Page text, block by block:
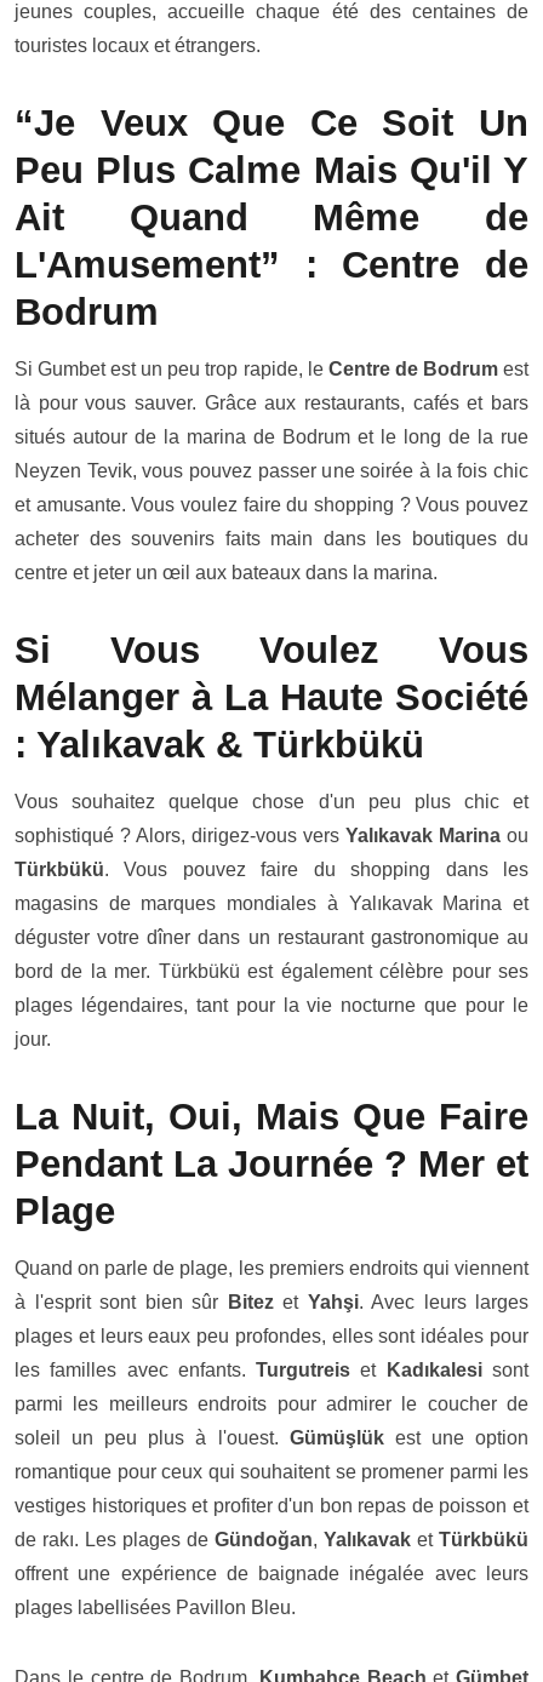
jeunes couples, accueille chaque été des centaines de
touristes locaux et étrangers.
“Je Veux Que Ce Soit Un
Peu Plus Calme Mais Qu'il Y
Ait Quand Même de
L'Amusement” : Centre de
Bodrum
Si Gumbet est un peu trop rapide, le Centre de Bodrumest
là pour vous sauver. Grâce aux restaurants, cafés et bars
situés autour de la marina de Bodrum et le long de la rue
Neyzen Tevik, vous pouvez passer une soirée à la fois chic
et amusante. Vous voulez faire du shopping ? Vous pouvez
acheter des souvenirs faits main dans les boutiques du
centre et jeter un œil aux bateaux dans la marina.
Si Vous Voulez Vous
Mélanger à La Haute Société
: Yalıkavak & Türkbükü
Vous souhaitez quelque chose d'un peu plus chic et
sophistiqué ? Alors, dirigez-vous vers Yalıkavak Marina ou
Türkbükü. Vous pouvez faire du shopping dans les
magasins de marques mondiales à Yalıkavak Marina et
déguster votre dîner dans un restaurant gastronomique au
bord de la mer. Türkbükü est également célèbre pour ses
plages légendaires, tant pour la vie nocturne que pour le
jour.
La Nuit, Oui, Mais Que Faire
Pendant La Journée ? Mer et
Plage
Quand on parle de plage, les premiers endroits qui viennent
à l'esprit sont bien sûr
Bitezet Yahşi. Avec leurs larges
plages et leurs eaux peu profondes, elles sont idéales pour
les familles avec enfants.Turgutreis et Kadıkalesisont
parmi les meilleurs endroits pour admirer le coucher de
soleil un peu plus à l'ouest. Gümüşlükest une option
romantique pour ceux qui souhaitent se promener parmi les
vestiges historiques et profiter d'un bon repas de poisson et
de rakı. Les plages de Gündoğan, Yalıkavak et Türkbükü
offrent une expérience de baignade inégalée avec leurs
plages labellisées Pavillon Bleu.
Dans le centre de Bodrum, Kumbahçe Beach et Gümbet